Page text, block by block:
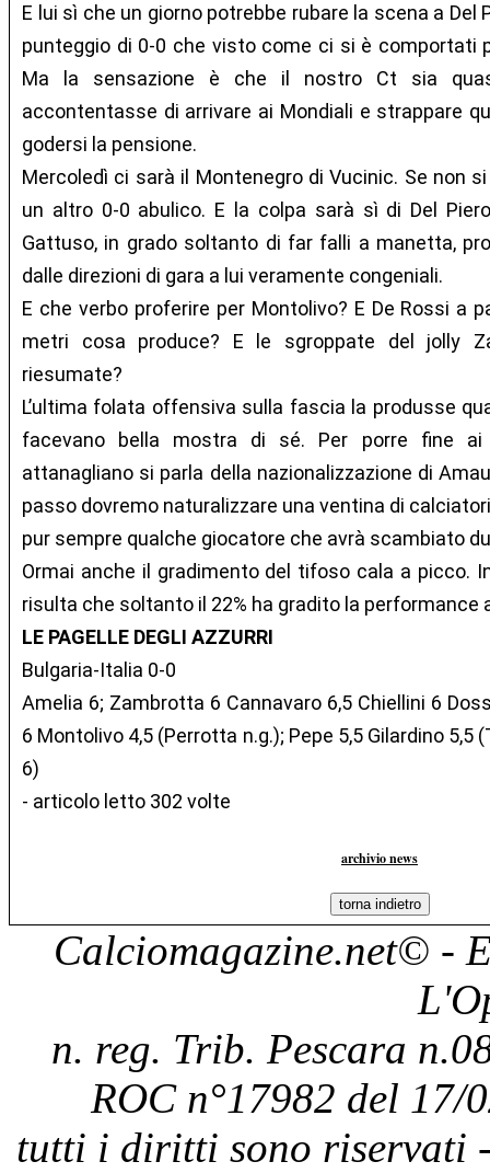
E lui sì che un giorno potrebbe rubare la scena a Del
punteggio di 0-0 che visto come ci si è comportati
Ma la sensazione è che il nostro Ct sia
accontentasse di arrivare ai Mondiali e strappare
godersi la pensione.
Mercoledì ci sarà il Montenegro di Vucinic. Se non
un altro 0-0 abulico. E la colpa sarà sì di Del
Gattuso, in grado soltanto di far falli a manetta,
dalle direzioni di gara a lui veramente congeniali.
E che verbo proferire per Montolivo? E De Rossi a
metri cosa produce? E le sgroppate del jolly
riesumate?
L’ultima folata offensiva sulla fascia la produsse
facevano bella mostra di sé. Per porre fine
attanagliano si parla della nazionalizzazione di
passo dovremo naturalizzare una ventina di
pur sempre qualche giocatore che avrà scambiato
Ormai anche il gradimento del tifoso cala a picco.
risulta che soltanto il 22% ha gradito la performance
LE PAGELLE DEGLI AZZURRI
Bulgaria-Italia 0-0
Amelia 6; Zambrotta 6 Cannavaro 6,5 Chiellini 6
6 Montolivo 4,5 (Perrotta n.g.); Pepe 5,5 Gilardino 5,5
6)
- articolo letto 302 volte
archivio news
Calciomagazine.net© -
n. reg. Trib. Pescara
ROC n°17982 del 17/
tutti i diritti sono riservati